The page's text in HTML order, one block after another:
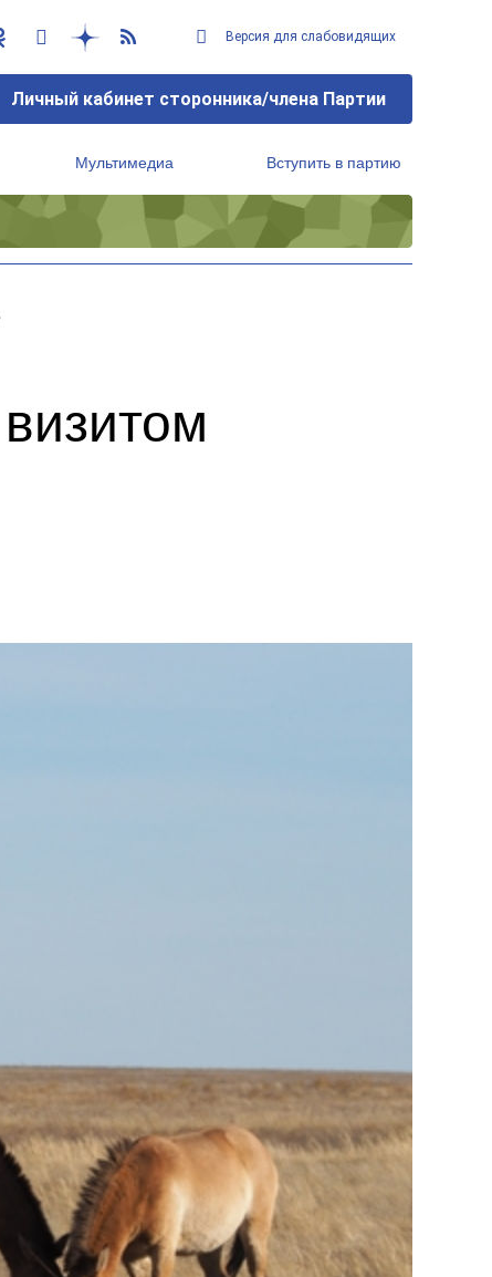
Версия для слабовидящих
Личный кабинет сторонника/члена Партии
Мультимедиа Вступить в партию